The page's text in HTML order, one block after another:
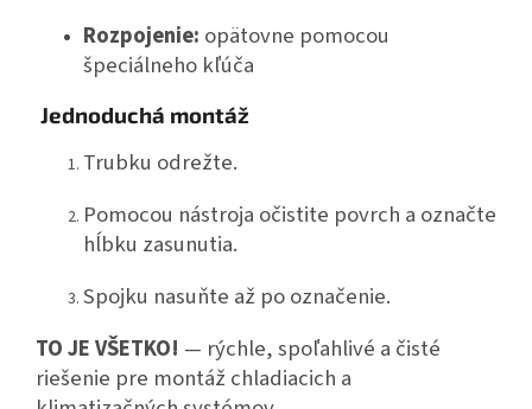
Rozpojenie: opätovne pomocou
špeciálneho kľúča
Jednoduchá montáž
Trubku odrežte.
Pomocou nástroja očistite povrch a označte
hĺbku zasunutia.
Spojku nasuňte až po označenie.
TO JE VŠETKO! — rýchle, spoľahlivé a čisté
riešenie pre montáž chladiacich a